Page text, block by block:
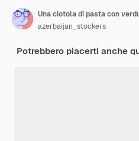
Una ciotola di pasta con
azerbaijan_stockers
Potrebbero piacerti anche